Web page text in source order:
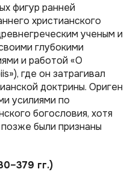
фигур ранней
христианского
ученым и
глубокими
и работой «О
где он затрагивал
доктрины. Ориген
усилиями по
богословия, хотя
были признаны
гг.)